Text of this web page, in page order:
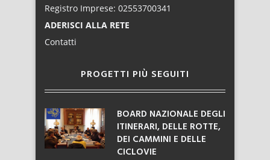
Registro Imprese: 02553700341
ADERISCI ALLA RETE
Contatti
PROGETTI PIÙ SEGUITI
BOARD NAZIONALE DEGLI
ITINERARI, DELLE ROTTE,
DEI CAMMINI E DELLE
CICLOVIE